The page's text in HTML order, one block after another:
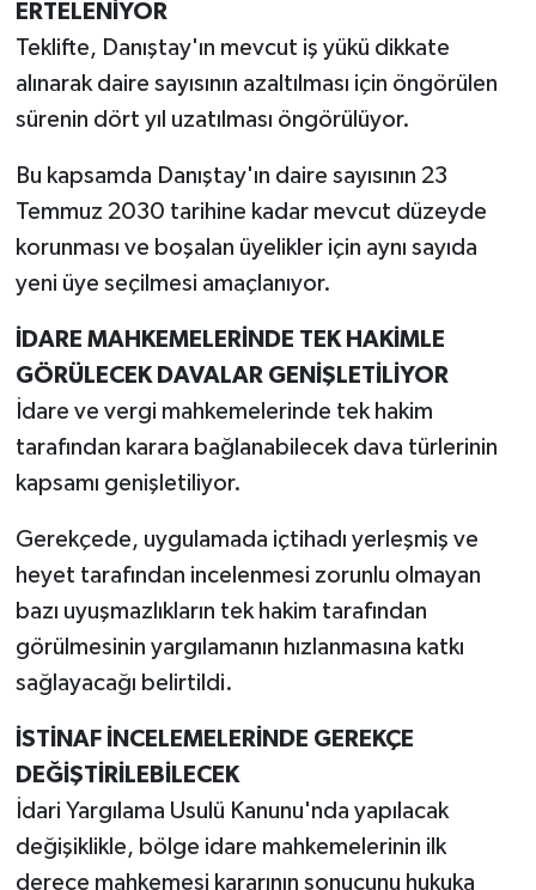
ERTELENİYOR
Teklifte, Danıştay'ın mevcut iş yükü dikkate
alınarak daire sayısının azaltılması için öngörülen
sürenin dört yıl uzatılması öngörülüyor.
Bu kapsamda Danıştay'ın daire sayısının 23
Temmuz 2030 tarihine kadar mevcut düzeyde
korunması ve boşalan üyelikler için aynı sayıda
yeni üye seçilmesi amaçlanıyor.
İDARE MAHKEMELERİNDE TEK HAKİMLE
GÖRÜLECEK DAVALAR GENİŞLETİLİYOR
İdare ve vergi mahkemelerinde tek hakim
tarafından karara bağlanabilecek dava türlerinin
kapsamı genişletiliyor.
Gerekçede, uygulamada içtihadı yerleşmiş ve
heyet tarafından incelenmesi zorunlu olmayan
bazı uyuşmazlıkların tek hakim tarafından
görülmesinin yargılamanın hızlanmasına katkı
sağlayacağı belirtildi.
İSTİNAF İNCELEMELERİNDE GEREKÇE
DEĞİŞTİRİLEBİLECEK
İdari Yargılama Usulü Kanunu'nda yapılacak
değişiklikle, bölge idare mahkemelerinin ilk
derece mahkemesi kararının sonucunu hukuka